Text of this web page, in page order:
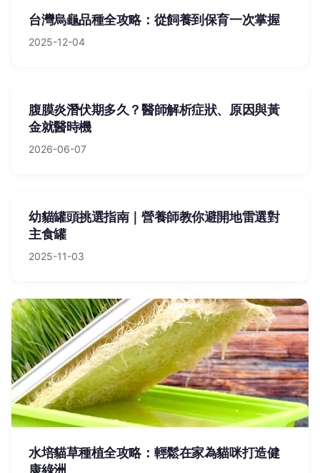
台灣烏龜品種全攻略：從飼養到保育一次掌握
2025-12-04
腹膜炎潛伏期多久？醫師解析症狀、原因與黃
金就醫時機
2026-06-07
幼貓罐頭挑選指南｜營養師教你避開地雷選對
主食罐
2025-11-03
水培貓草種植全攻略：輕鬆在家為貓咪打造健
康綠洲